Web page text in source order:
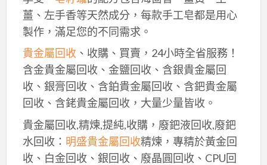
薑、左手香等天然成分，每款手工皂都是用心
製作，滿足您的不同需求。
貴金屬回收、收購、買賣，24小時全省服務！
含金貴金屬回收、金鹽回收、含銀貴金屬回
收、銀膏回收、含鉑貴金屬回收、含鈀貴金屬
回收、含銠貴金屬回收，大量少量皆收。
貴金屬回收,精煉,提純,收購，廢鈀液回收,廢鈀
水回收： 明盛貴金屬回收精煉，專精於黃金回
收、白金回收、銀回收、廢晶圓回收、CPU回